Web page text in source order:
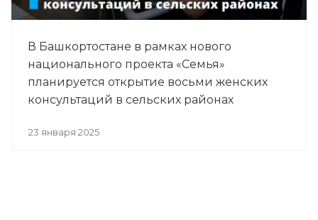
В Башкортостане в рамках нового
национального проекта «Семья»
планируется открытие восьми женских
консультаций в сельских районах
23 января 2025